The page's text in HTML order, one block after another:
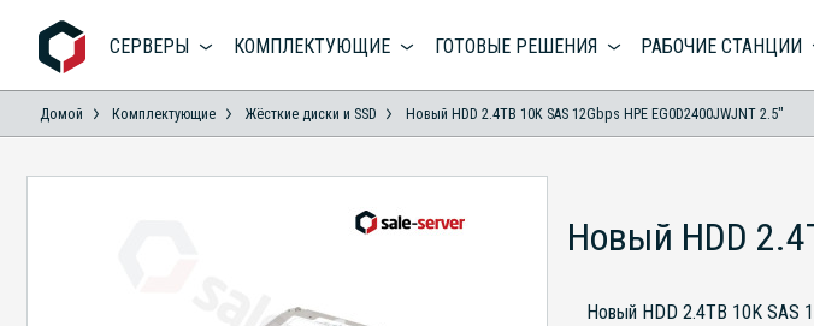
СЕРВЕРЫ КОМПЛЕКТУЮЩИЕ ГОТОВЫЕ РЕШЕНИЯ РАБОЧИЕ СТАНЦИИ
Домой Комплектующие Жёсткие диски и SSD Новый HDD 2.4TB 10K SAS 12Gbps HPE EG0D2400JWJNT 2.5"
Новый HDD
Новый HDD 2.4TB 10K SAS